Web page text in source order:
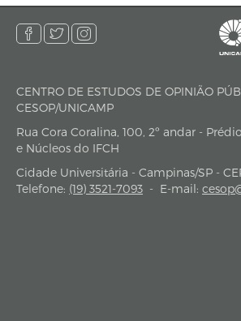
endereço
CENTRO DE ESTUDOS DE OPINIÃO
CESOP/UNICAMP
Rua Cora Coralina, 100, 2º andar -
e Núcleos do IFCH
Cidade Universitária - Campinas/SP -
Telefone: (19) 3521-7093 - E-mail: